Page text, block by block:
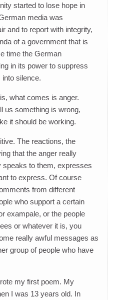
started to lose hope in
media was
and to report with integrity,
of a government that is
time the German
in its power to suppress
silence.
what comes is anger.
us something is wrong,
it should be working.
The reactions, the
that the anger really
speaks to them, expresses
to express. Of course
from different
who support a certain
exampale, or the people
or whatever it is, you
really awful messages as
group of people who have
my first poem. My
I was 13 years old. In